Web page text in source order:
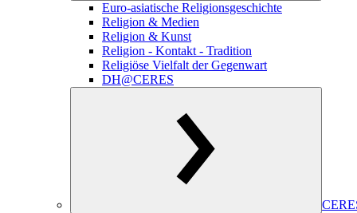
Euro-asiatische Religionsgeschichte
Religion & Medien
Religion & Kunst
Religion - Kontakt - Tradition
Religiöse Vielfalt der Gegenwart
DH@CERES